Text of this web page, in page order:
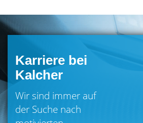
Karriere bei
Kalcher
Wir sind immer auf
der Suche nach